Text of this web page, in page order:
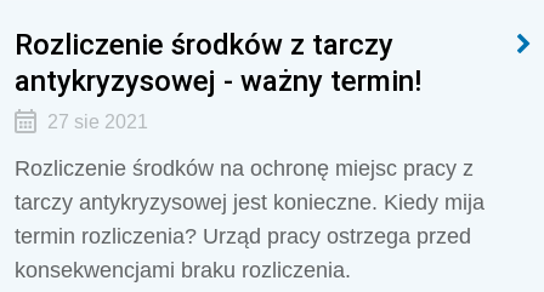
Rozliczenie środków z tarczy
antykryzysowej - ważny termin!
27 sie 2021
Rozliczenie środków na ochronę miejsc pracy z
tarczy antykryzysowej jest konieczne. Kiedy mija
termin rozliczenia? Urząd pracy ostrzega przed
konsekwencjami braku rozliczenia.